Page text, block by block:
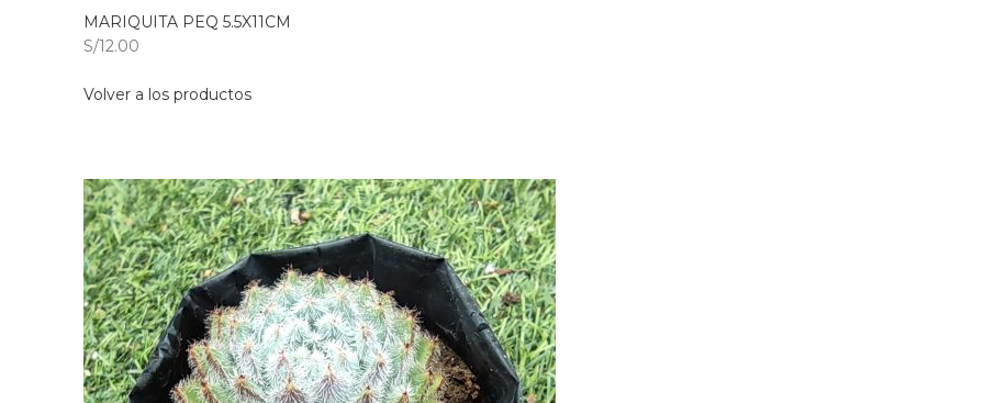
MARIQUITA PEQ 5.5X11CM
S/12.00
Volver a los productos